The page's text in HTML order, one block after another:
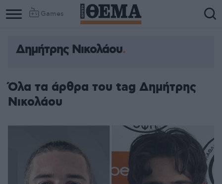
Games
Δημήτρης Νικολάου
Όλα τα άρθρα του tag Δημήτρης
Νικολάου